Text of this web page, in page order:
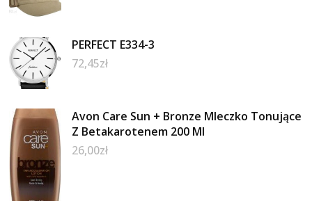
PERFECT E334-3
72,45zł
Avon Care Sun + Bronze Mleczko Tonujące
Z Betakarotenem 200 Ml
26,00zł